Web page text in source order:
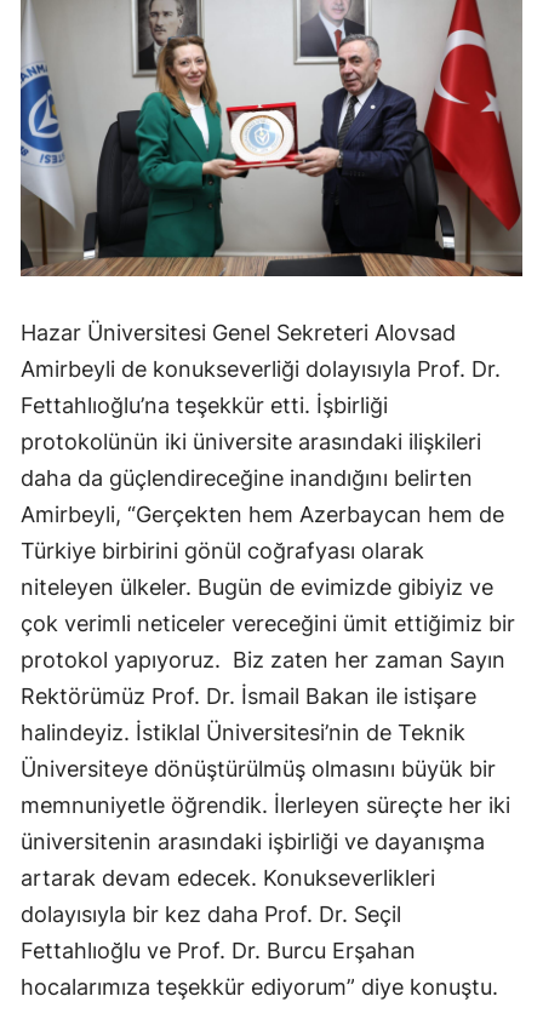
Hazar Üniversitesi Genel Sekreteri Alovsad
Amirbeyli de konukseverliği dolayısıyla Prof. Dr.
Fettahlıoğlu’na teşekkür etti. İşbirliği
protokolünün iki üniversite arasındaki ilişkileri
daha da güçlendireceğine inandığını belirten
Amirbeyli, “Gerçekten hem Azerbaycan hem de
Türkiye birbirini gönül coğrafyası olarak
niteleyen ülkeler. Bugün de evimizde gibiyiz ve
çok verimli neticeler vereceğini ümit ettiğimiz bir
protokol yapıyoruz. Biz zaten her zaman Sayın
Rektörümüz Prof. Dr. İsmail Bakan ile istişare
halindeyiz. İstiklal Üniversitesi’nin de Teknik
Üniversiteye dönüştürülmüş olmasını büyük bir
memnuniyetle öğrendik. İlerleyen süreçte her iki
üniversitenin arasındaki işbirliği ve dayanışma
artarak devam edecek. Konukseverlikleri
dolayısıyla bir kez daha Prof. Dr. Seçil
Fettahlıoğlu ve Prof. Dr. Burcu Erşahan
hocalarımıza teşekkür ediyorum” diye konuştu.